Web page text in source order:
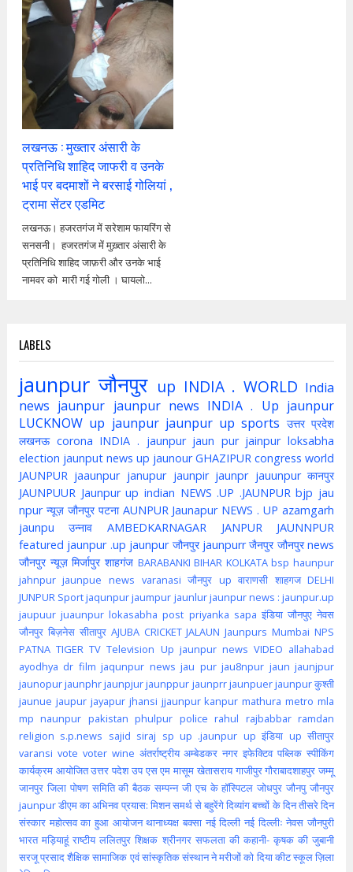
लखनऊ : मुख्तार अंसारी के
प्रतिनिधि शाहिद जाफरी व उनके
भाई पर बदमाशों ने बरसाई गोलियां ,
ट्रामा सेंटर एडमिट
लखनऊ। हजरतगंज में सरेशाम फायरिंग से
सनसनी। हजरतगंज में मुख़्तार अंसारी के
प्रतिनिधि शाहिद जाफ़री और उनके भाई
नामवर को मारी गई गोली । घायलो...
LABELS
jaunpur जौनपुर up INDIA . WORLD India
news jaunpur jaunpur news INDIA . Up jaunpur
LUCKNOW up jaunpur jaunpur up sports उत्तर प्रदेश
लखनऊ corona INDIA . jaunpur jaun pur jainpur loksabha
election jaunput news up jaunour GHAZIPUR congress world
JAUNPUR jaaunpur janupur jaunpir jaunpr jauunpur कानपुर
JAUNPUUR Jaunpur up indian NEWS .UP .JAUNPUR bjp jau
npur न्यूज़ जौनपुर पटना AUNPUR Jaunapur NEWS . UP azamgarh
jaunpu
उन्नाव AMBEDKARNAGAR JANPUR
JAUNNPUR
featured jaunpur .up jaunpur जौनपुर jaunpurr जैनपुर जौनपुर news
जौनपुर न्यूज़ मिर्जापुर शाहगंज BARABANKI BIHAR KOLKATA bsp haunpur
jahnpur jaunpue news varanasi जौनपुर up वाराणसी शाहगज DELHI
JUNPUR Sportjaqunpurjaumpur jaunlurjaunpur news : jaunpur.up
jaupuur juaunpur lokasabha post priyanka sapa इंडिया जौनपुए नेवस
जौनपुर बिज़नेस सीतापुर AJUBA CRICKET JALAUN Jaunpurs Mumbai NPS
PATNA TIGER TV Television Up jaunpur news VIDEO allahabad
ayodhya dr film jaqunpur news jau pur jau8npur jaun jaunjpur
jaunopurjaunphrjaunpjurjaunppur jaunprrjaunpuerjaunpur कुश्ती
jaunue jaupur jayapur jhansi jjaunpur kanpur mathura metro mla
mp naunpur pakistan phulpur police rahul rajbabbar ramdan
religion s.p.news sajid siraj sp up .jaunpur up इंडिया up सीतापुर
varansi vote voter wine अंतर्राष्ट्रीय अम्बेडकर नगर इफेक्टिव पब्लिक स्पीकिंग
कार्यक्रम आयोजित उत्तर पदेश उप एस एम मासूम खेतासराय गाजीपुर गौराबादशाहपुर जम्मू
जानपुर जिला पोषण समिति की बैठक सम्पन्न जी एच के हॉस्पिटल जोधपुर जौनपु जौनपुर
jaunpurडीएम का अभिनव प्रयास: मिशन समर्थ से बहुरेंगे दिव्यांग बच्चों के दिनतीसरे दिन
संस्कार महोत्सव का हुआ आयोजन थानाध्यक्ष बक्सा नई दिल्ली नई दिल्लीः नेवस जौनपुरी
भारत मड़ियाहूं राष्टीय ललितपुर शिक्षक श्रीनगर सफलता की कहानी- कृषक की जुबानी
सरजू प्रसाद शैक्षिकसामाजिक एवं सांस्कृतिक संस्थान ने मरीजों को दिया कीटस्कूलज़िला